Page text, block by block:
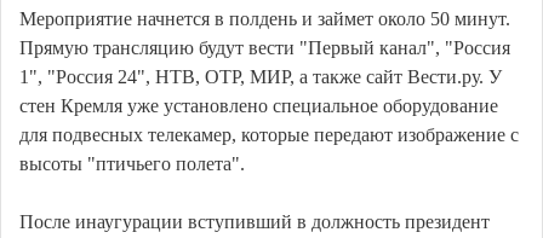
Мероприятие начнется в полдень и займет около 50 минут.
Прямую трансляцию будут вести "Первый канал", "Россия
1", "Россия 24", НТВ, ОТР, МИР, а также сайт Вести.ру. У
стен Кремля уже установлено специальное оборудование
для подвесных телекамер, которые передают изображение с
высоты "птичьего полета".
После инаугурации вступивший в должность президент